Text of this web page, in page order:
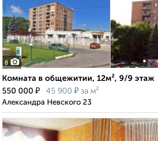
8
Комната в общежитии, 12м², 9/9 этаж
550 000 ₽ 45 900 ₽ за м²
Александра Невского 23